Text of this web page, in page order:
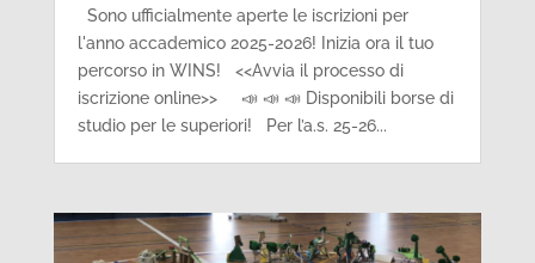
Sono ufficialmente aperte le iscrizioni per
l'anno accademico 2025-2026! Inizia ora il tuo
percorso in WINS! <<Avvia il processo di
iscrizione online>> 📣 📣 📣 Disponibili borse di
studio per le superiori! Per l’a.s. 25-26...